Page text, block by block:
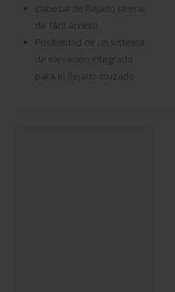
Cabezal de flejado lateral
de fácil acceso
Posibilidad de un sistema
de elevación integrado
para el flejado cruzado